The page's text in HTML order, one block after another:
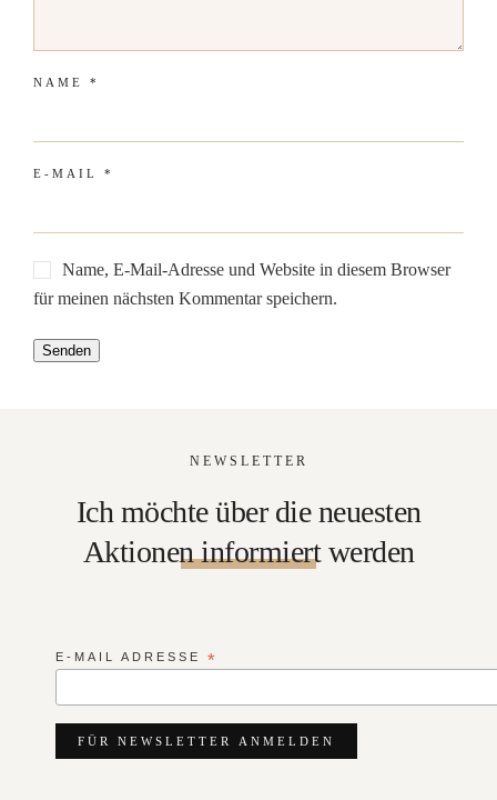
NAME *
E-MAIL *
Name, E-Mail-Adresse und Website in diesem Browser
für meinen nächsten Kommentar speichern.
NEWSLETTER
Ich möchte über die neuesten
Aktionen informiert werden
E-MAIL ADRESSE *